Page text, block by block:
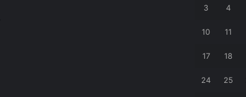
3 4
10 11
17 18
24 25